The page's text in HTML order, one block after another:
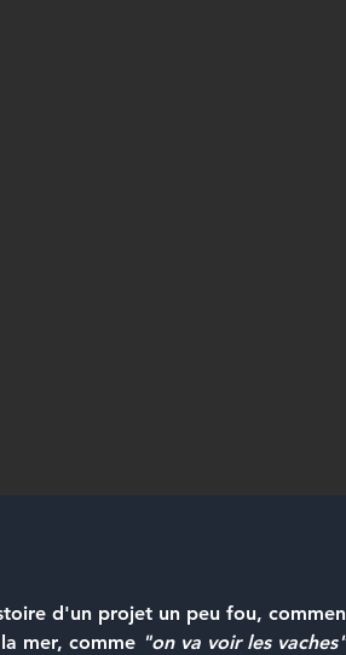
d'un projet un peu fou,
mer, comme "on va voir les